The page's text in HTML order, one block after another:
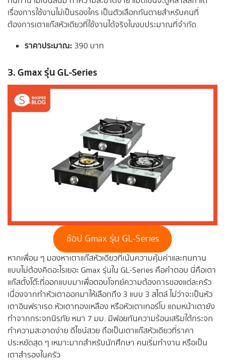
เรื่องการใช้งานไม่เป็นรองใคร เป็นตัวเลือกกันตายสำหรับคนที่
ต้องการเตาแก๊สหัวเดียวที่ใช้งานได้จริงในงบประมาณที่จำกัด
ราคาประมาณ: 390 บาท
3. Gmax รุ่น GL-Series
ช้อป Gmax รุ่น GL-Series
หากเพื่อน ๆ มองหาเตาแก๊สหัวเดียวที่เน้นความคุ้มค่าและทนทาน
แบบไม่ต้องคิดอะไรเยอะ Gmax รุ่นใน GL-Series คือคำตอบ นี่คือเตา
แก๊สตั้งโต๊ะที่ออกแบบมาเพื่อตอบโจทย์ความต้องการของแต่ละครัว
เนื่องจากทำหัวเตาออกมาให้เลือกถึง 3 แบบ 3 สไตล์ ไม่ว่าจะเป็นหัว
เตาอินฟราเรด หัวเตาทองเหลือง หรือหัวเตาเทอร์โบ แถมหน้าเตายัง
ทำจากกระจกนิรภัย หนา 7 มม. มีฟอยกันความร้อนเสริมใต้กระจก
ทำความสะอาดง่าย ดีไซน์สวย ถือเป็นเตาแก๊สหัวเดียวที่ราคา
ประหยัดสุด ๆ เหมาะมากสำหรับนักศึกษา คนเริ่มทำงาน หรือเป็น
เตาสำรองในครัว